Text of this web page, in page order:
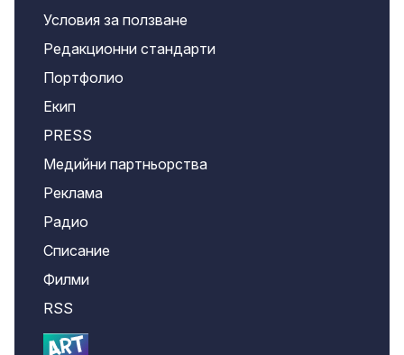
Условия за ползване
Редакционни стандарти
Портфолио
Екип
PRESS
Медийни партньорства
Реклама
Радио
Списание
Филми
RSS